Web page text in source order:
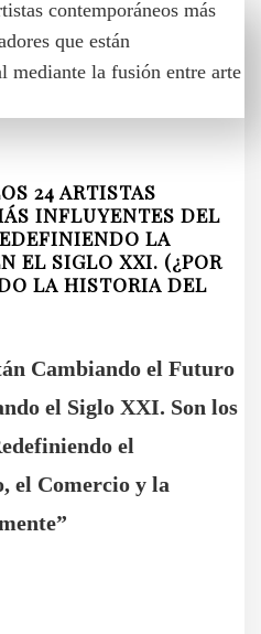
24 ARTISTAS
INFLUYENTES DEL
LA
EL SIGLO XXI. (¿POR
LA HISTORIA DEL
Cambiando el Futuro
el Siglo XXI. Son los
el
el Comercio y la